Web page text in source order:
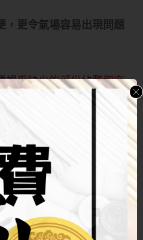
，甚麼催財催運的風水
，更令氣場容易出現問題
視乎缺少的部份佔整個空
份以屏封、大柜分隔以
煞處理，然後再在其他四
卦判別對宅中何人不利，